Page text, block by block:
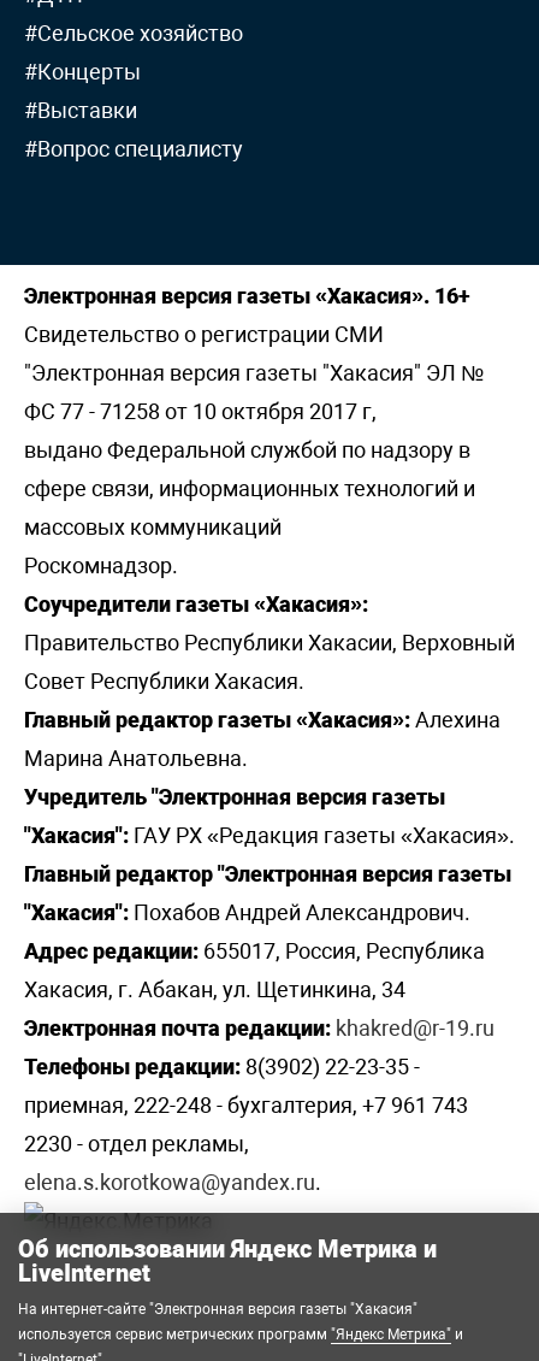
#Сельское хозяйство
#Концерты
#Выставки
#Вопрос специалисту
Электронная версия газеты «Хакасия». 16+
Свидетельство о регистрации СМИ
"Электронная версия газеты "Хакасия" ЭЛ №
ФС 77 - 71258 от 10 октября 2017 г,
выдано Федеральной службой по надзору в
сфере связи, информационных технологий и
массовых коммуникаций
Роскомнадзор.
Соучредители газеты «Хакасия»:
Правительство Республики Хакасии, Верховный
Совет Республики Хакасия.
Главный редактор газеты «Хакасия»:Алехина
Марина Анатольевна.
Учредитель "Электронная версия газеты
"Хакасия": ГАУ РХ «Редакция газеты «Хакасия».
Главный редактор "Электронная версия газеты
"Хакасия": Похабов Андрей Александрович.
Адрес редакции: 655017, Россия, Республика
Хакасия, г. Абакан, ул. Щетинкина, 34
Электронная почта редакции: khakred@r-19.ru
Телефоны редакции: 8(3902) 22-23-35 -
приемная, 222-248 - бухгалтерия, +7 961 743
2230 - отдел рекламы,
elena.s.korotkowa@yandex.ru.
Об использовании Яндекс Метрика и
LiveInternet
На интернет-сайте "Электронная версия газеты "Хакасия"
используется сервис метрических программ "Яндекс Метрика" и